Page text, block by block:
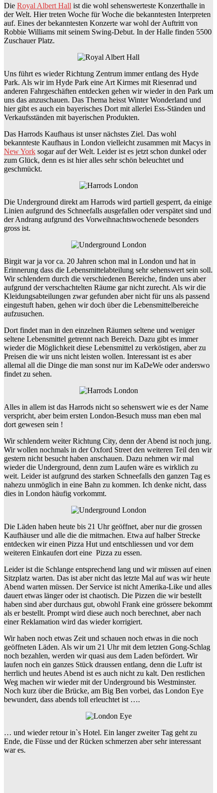
Die Royal Albert Hall ist die wohl sehenswerteste Konzerthalle in
der Welt. Hier treten Woche für Woche die bekanntesten Interpreten
auf. Eines der bekanntesten Konzerte war wohl der Auftritt von
Robbie Williams mit seinem Swing-Debut. In der Halle finden 5500
Zuschauer Platz.
Uns führt es wieder Richtung Zentrum immer entlang des Hyde
Park. Als wir im Hyde Park eine Art Kirmes mit Riesenrad und
anderen Fahrgeschäften entdecken gehen wir wieder in den Park um
uns das anzuschauen. Das Thema heisst Winter Wonderland und
hier gibt es auch ein bayerisches Dort mit allerlei Ess-Ständen und
Verkaufsständen mit bayerischen Produkten.
Das Harrods Kaufhaus ist unser nächstes Ziel. Das wohl
bekannteste Kaufhaus in London vielleicht zusammen mit Macys in
New York sogar auf der Welt. Leider ist es jetzt schon dunkel oder
zum Glück, denn es ist hier alles sehr schön beleuchtet und
geschmückt.
Die Underground direkt am Harrods wird partiell gesperrt, da einige
Linien aufgrund des Schneefalls ausgefallen oder verspätet sind und
der Andrang aufgrund des Vorweihnachtswochenede besonders
gross ist.
Birgit war ja vor ca. 20 Jahren schon mal in London und hat in
Erinnerung dass die Lebensmittelabteilung sehr sehenswert sein soll.
Wir schlendern durch die verschiedenen Bereiche, finden uns aber
aufgrund der verschachtelten Räume gar nicht zurecht. Als wir die
Kleidungsabteilungen zwar gefunden aber nicht für uns als passend
eingestuft haben, gehen wir doch über die Lebensmittelbereiche
aufzusuchen.
Dort findet man in den einzelnen Räumen seltene und weniger
seltene Lebensmittel getrennt nach Bereich. Dazu gibt es immer
wieder die Möglichkeit diese Lebensmittel zu verköstigen, aber zu
Preisen die wir uns nicht leisten wollen. Interessant ist es aber
allemal all die Dinge die man sonst nur im KaDeWe oder anderswo
findet zu sehen.
Alles in allem ist das Harrods nicht so sehenswert wie es der Name
verspricht, aber beim ersten London-Besuch muss man eben mal
dort gewesen sein !
Wir schlendern weiter Richtung City, denn der Abend ist noch jung.
Wir wollen nochmals in der Oxford Street den weiteren Teil den wir
gestern nicht besucht haben anschauen. Dazu nehmen wir mal
wieder die Underground, denn zum Laufen wäre es wirklich zu
weit. Leider ist aufgrund des starken Schneefalls den ganzen Tag es
nahezu unmöglich in eine Bahn zu kommen. Ich denke nicht, dass
dies in London häufig vorkommt.
Die Läden haben heute bis 21 Uhr geöffnet, aber nur die grossen
Kaufhäuser und alle die die mitmachen. Etwa auf halber Strecke
entdecken wir einen Pizza Hut und entschliessen und vor dem
weiteren Einkaufen dort eine Pizza zu essen.
Leider ist die Schlange entsprechend lang und wir müssen auf einen
Sitzplatz warten. Das ist aber nicht das letzte Mal auf was wir heute
Abend warten müssen. Der Service ist nicht Amerika-Like und alles
dauert etwas länger oder ist chaotisch. Die Pizzen die wir bestellt
haben sind aber durchaus gut, obwohl Frank eine grössere bekommt
als er bestellt. Prompt wird diese auch noch berechnet, aber nach
einer Reklamation wird das wieder korrigiert.
Wir haben noch etwas Zeit und schauen noch etwas in die noch
geöffneten Läden. Als wir um 21 Uhr mit dem letzten Gong-Schlag
noch bezahlen, werden wir quasi aus dem Laden befördert. Wir
laufen noch ein ganzes Stück draussen entlang, denn die Luftr ist
herrlich und heutes Abend ist es auch nicht zu kalt. Den restlichen
Weg machen wir wieder mit der Underground bis Westminster.
Noch kurz über die Brücke, am Big Ben vorbei, das London Eye
bewundert, dass abends toll erleuchtet ist ….
… und wieder retour in`s Hotel. Ein langer zweiter Tag geht zu
Ende, die Füsse und der Rücken schmerzen aber sehr interessant
war es.